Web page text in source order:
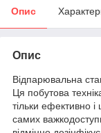
Опис
Опис
Відпарювальна
Ця побутова
тільки ефективно
самих